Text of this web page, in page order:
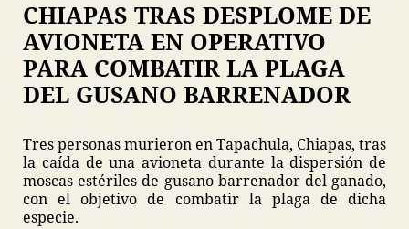
CHIAPAS TRAS DESPLOME DE
AVIONETA EN OPERATIVO
PARA COMBATIR LA PLAGA
DEL GUSANO BARRENADOR
Tres personas murieron en Tapachula, Chiapas, tras
la caída de una avioneta durante la dispersión de
moscas estériles de gusano barrenador del ganado,
con el objetivo de combatir la plaga de dicha
especie.